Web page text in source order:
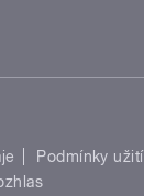
Podmínky užití